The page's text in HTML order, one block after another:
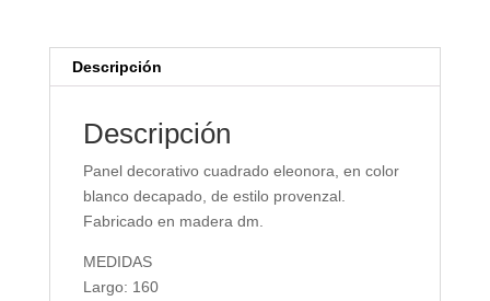
Descripción
Descripción
Panel decorativo cuadrado eleonora, en color
blanco decapado, de estilo provenzal.
Fabricado en madera dm.
MEDIDAS
Largo: 160